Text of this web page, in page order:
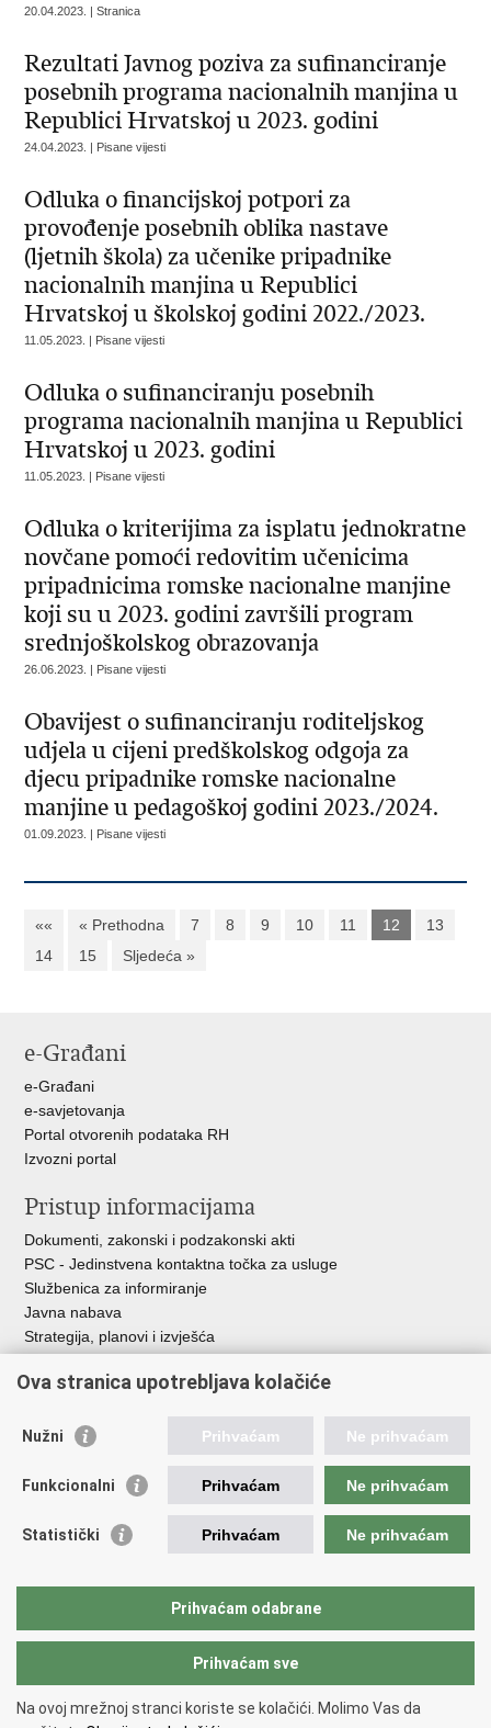
20.04.2023. | Stranica
Rezultati Javnog poziva za sufinanciranje
posebnih programa nacionalnih manjina u
Republici Hrvatskoj u 2023. godini
24.04.2023. | Pisane vijesti
Odluka o financijskoj potpori za
provođenje posebnih oblika nastave
(ljetnih škola) za učenike pripadnike
nacionalnih manjina u Republici
Hrvatskoj u školskoj godini 2022./2023.
11.05.2023. | Pisane vijesti
Odluka o sufinanciranju posebnih
programa nacionalnih manjina u Republici
Hrvatskoj u 2023. godini
11.05.2023. | Pisane vijesti
Odluka o kriterijima za isplatu jednokratne
novčane pomoći redovitim učenicima
pripadnicima romske nacionalne manjine
koji su u 2023. godini završili program
srednjoškolskog obrazovanja
26.06.2023. | Pisane vijesti
Obavijest o sufinanciranju roditeljskog
udjela u cijeni predškolskog odgoja za
djecu pripadnike romske nacionalne
manjine u pedagoškoj godini 2023./2024.
01.09.2023. | Pisane vijesti
«« « Prethodna 7 8 9 10 11 12
13
14
15 Sljedeća »
e-Građani
e-Građani
e-savjetovanja
Portal otvorenih podataka RH
Izvozni portal
Pristup informacijama
Dokumenti, zakonski i podzakonski akti
PSC - Jedinstvena kontaktna točka za usluge
Službenica za informiranje
Javna nabava
Strategija, planovi i izvješća
Korisne poveznice
Vlada RH
ASOO
CARNET
Copyright © 2026 Ministarstvo znanosti, obrazovanja i mladih.
Ova stranica upotrebljava kolačiće
Nužni Prihvaćam Ne prihvaćam
Funkcionalni Prihvaćam Ne prihvaćam
Statistički Prihvaćam Ne prihvaćam
Prihvaćam odabrane
Prihvaćam sve
Na ovoj mrežnoj stranci koriste se kolačići. Molimo Vas da